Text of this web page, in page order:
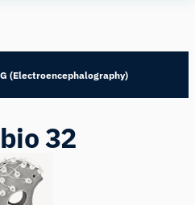
(Electroencephalography)
32